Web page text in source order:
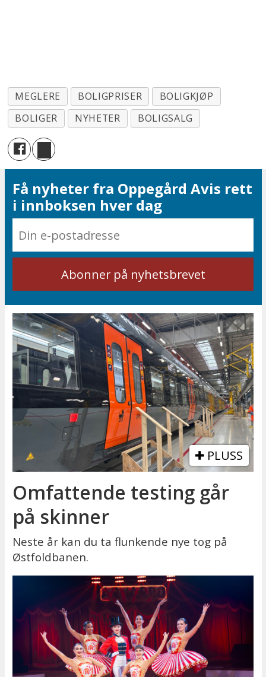
MEGLERE BOLIGPRISER
BOLIGKJØP
BOLIGER
NYHETER BOLIGSALG
Få nyheter fra Oppegård Avis rett
i innboksen hver dag
PLUSS
Omfattende testing går
på skinner
Neste år kan du ta flunkende nye tog på
Østfoldbanen.